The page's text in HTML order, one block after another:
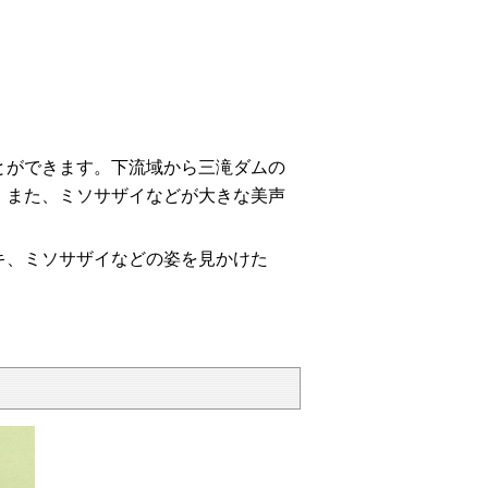
できます。下流域から三滝ダムの
た、ミソサザイなどが大きな美声
ミソサザイなどの姿を見かけた